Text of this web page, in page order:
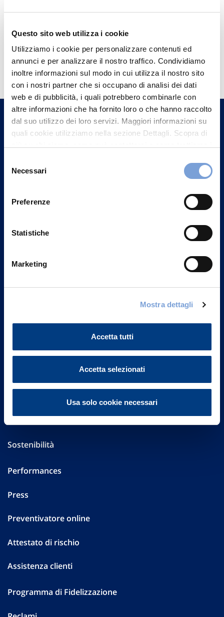
Questo sito web utilizza i cookie
Utilizziamo i cookie per personalizzare contenuti ed
annunci e per analizzare il nostro traffico. Condividiamo
inoltre informazioni sul modo in cui utilizza il nostro sito
con i nostri partner che si occupano di analisi dei dati
web e di pubblicità, i quali potrebbero combinarle con
altre informazioni che ha fornito loro o che hanno raccolto
dal suo utilizzo dei loro servizi. Maggiori informazioni su
quali cookie utilizziamo nella sezione Dettagli. Scopra di
può trovare nel footer del sito nella sezione "Informativa
delNecessari
Preferenze
Statistiche
Marketing
Mostra dettagli
Accetta tutti
Accetta selezionati
Usa solo cookie necessari
Hai bisogno di
informazioni?
Trova l'Agenzia più vicina a te e parla con
un nostro Agente.
Contattaci
Vittoria Assicurazioni S.p.A.
Part. IVA 01329510158
FAQ
Investor Relations
Sostenibilità
Performances
Press
Preventivatore online
Attestato di rischio
Assistenza clienti
Programma di Fidelizzazione